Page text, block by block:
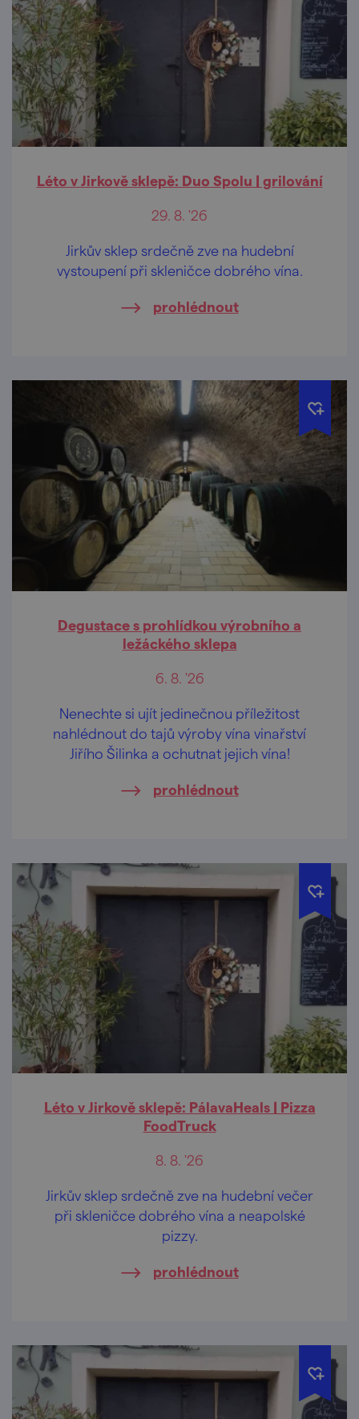
Léto v Jirkově sklepě: Duo Spolu | grilování
29. 8. '26
Jirkův sklep srdečně zve na hudební
vystoupení při skleničce dobrého vína.
prohlédnout
Degustace s prohlídkou výrobního a
ležáckého sklepa
6. 8. '26
Nenechte si ujít jedinečnou příležitost
nahlédnout do tajů výroby vína vinařství
Jiřího Šilinka a ochutnat jejich vína!
prohlédnout
Léto v Jirkově sklepě: PálavaHeals | Pizza
FoodTruck
8. 8. '26
Jirkův sklep srdečně zve na hudební večer
při skleničce dobrého vína a neapolské
pizzy.
prohlédnout